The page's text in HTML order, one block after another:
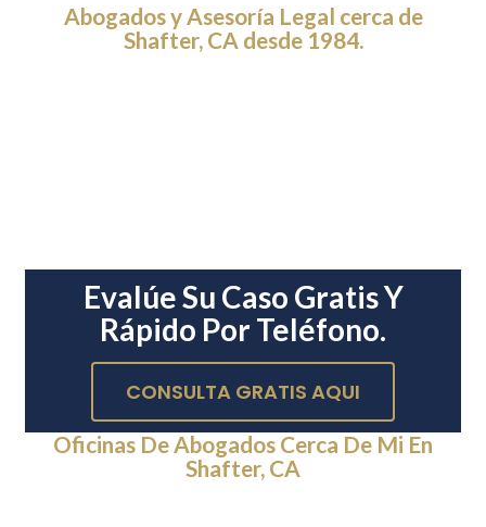
Abogados y Asesoría Legal cerca de
Shafter, CA desde 1984.
Evalúe Su Caso Gratis Y
Rápido Por Teléfono.
CONSULTA GRATIS AQUI
Oficinas De Abogados Cerca De Mi En
Shafter, CA